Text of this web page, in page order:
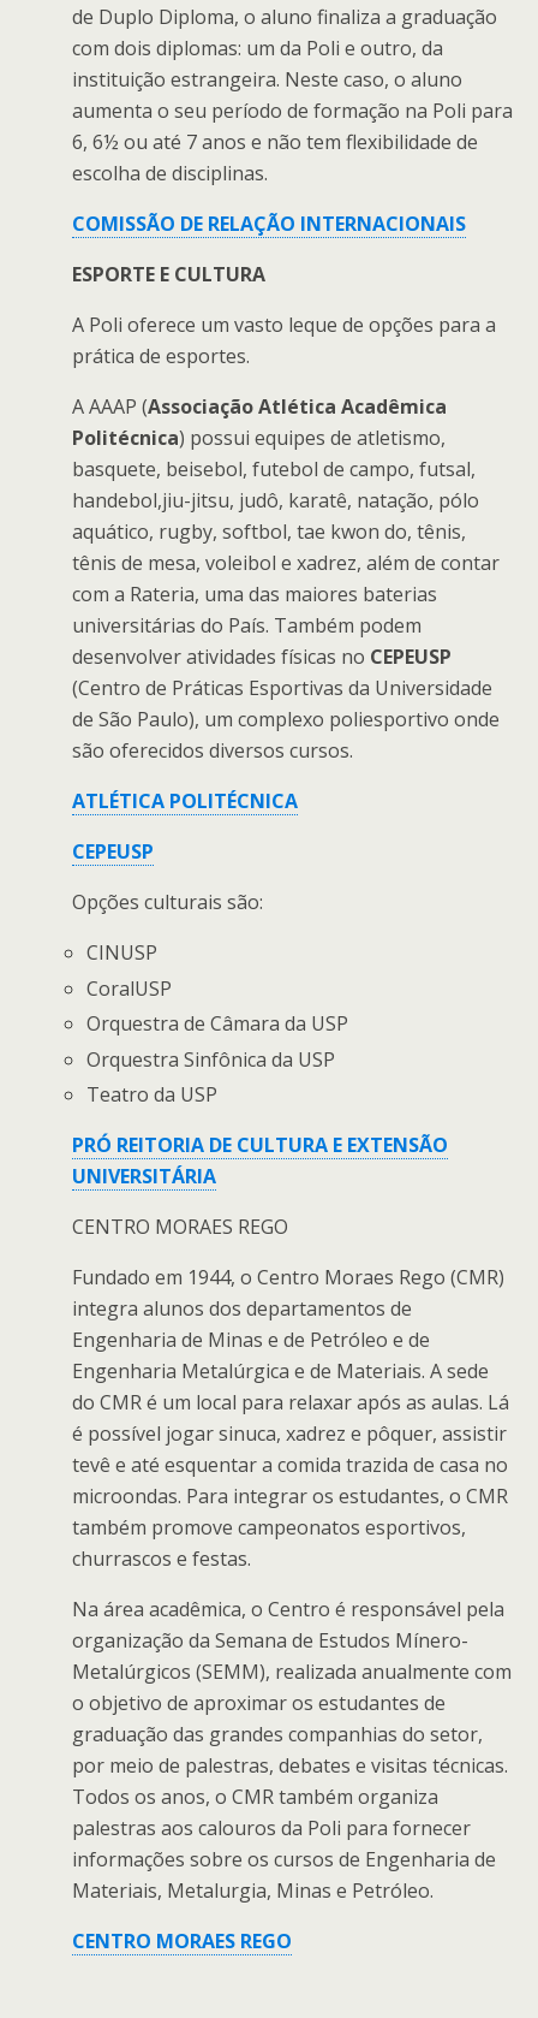
de Duplo Diploma, o aluno finaliza a graduação
com dois diplomas: um da Poli e outro, da
instituição estrangeira. Neste caso, o aluno
aumenta o seu período de formação na Poli para
6, 6½ ou até 7 anos e não tem flexibilidade de
escolha de disciplinas.
COMISSÃO DE RELAÇÃO INTERNACIONAIS
ESPORTE E CULTURA
A Poli oferece um vasto leque de opções para a
prática de esportes.
A AAAP (Associação Atlética Acadêmica
Politécnica) possui equipes de atletismo,
basquete, beisebol, futebol de campo, futsal,
handebol,jiu-jitsu, judô, karatê, natação, pólo
aquático, rugby, softbol, tae kwon do, tênis,
tênis de mesa, voleibol e xadrez, além de contar
com a Rateria, uma das maiores baterias
universitárias do País. Também podem
desenvolver atividades físicas no CEPEUSP
(Centro de Práticas Esportivas da Universidade
de São Paulo), um complexo poliesportivo onde
são oferecidos diversos cursos.
ATLÉTICA POLITÉCNICA
CEPEUSP
Opções culturais são:
CINUSP
CoralUSP
Orquestra de Câmara da USP
Orquestra Sinfônica da USP
Teatro da USP
PRÓ REITORIA DE CULTURA E EXTENSÃO
UNIVERSITÁRIA
CENTRO MORAES REGO
Fundado em 1944, o Centro Moraes Rego (CMR)
integra alunos dos departamentos de
Engenharia de Minas e de Petróleo e de
Engenharia Metalúrgica e de Materiais. A sede
do CMR é um local para relaxar após as aulas. Lá
é possível jogar sinuca, xadrez e pôquer, assistir
tevê e até esquentar a comida trazida de casa no
microondas. Para integrar os estudantes, o CMR
também promove campeonatos esportivos,
churrascos e festas.
Na área acadêmica, o Centro é responsável pela
organização da Semana de Estudos Mínero-
Metalúrgicos (SEMM), realizada anualmente com
o objetivo de aproximar os estudantes de
graduação das grandes companhias do setor,
por meio de palestras, debates e visitas técnicas.
Todos os anos, o CMR também organiza
palestras aos calouros da Poli para fornecer
informações sobre os cursos de Engenharia de
Materiais, Metalurgia, Minas e Petróleo.
CENTRO MORAES REGO